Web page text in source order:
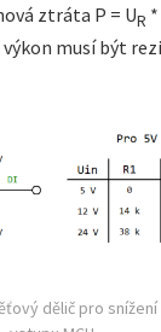
ztráta P = UR
musí být
dělič pro snížení